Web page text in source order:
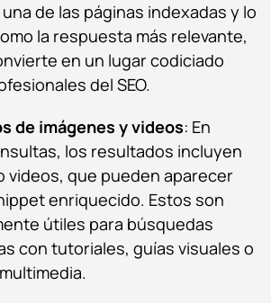
de las páginas indexadas y lo
la respuesta más relevante,
en un lugar codiciado
del SEO.
de imágenes y videos: En
los resultados incluyen
videos, que pueden aparecer
enriquecido. Estos son
útiles para búsquedas
con tutoriales, guías visuales o